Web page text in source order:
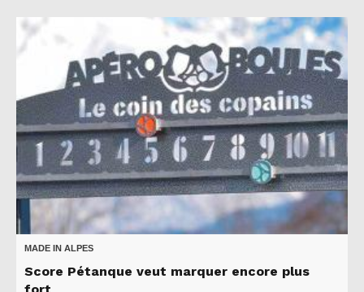
MADE IN ALPES
Score Pétanque veut marquer encore plus